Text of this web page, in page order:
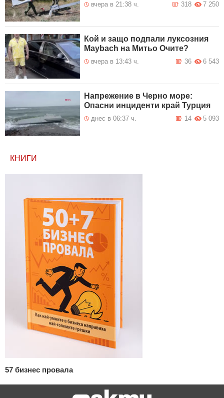
вчера в 21:38 ч. 7 250
318
Кой и защо подпали луксозния
Maybach на Митьо Очите?
вчера в 13:43 ч. 6 543
36
Напрежение в Черно море:
Опасни инциденти край Турция
днес в 06:37 ч. 5 093
14
КНИГИ
57 бизнес провала